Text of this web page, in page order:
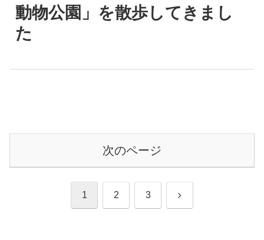
動物公園」を散歩してきまし
た
次のページ
1 2 3 次